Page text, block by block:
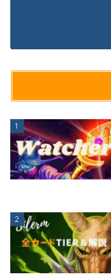
1
2